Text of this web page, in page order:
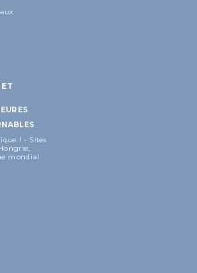
ET
! - Sites
mondial